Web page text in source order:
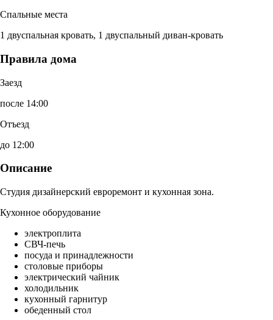
Спальные места
1 двуспальная кровать, 1 двуспальный диван-кровать
Правила дома
Заезд
после 14:00
Отъезд
до 12:00
Описание
Студия дизайнерский евроремонт и кухонная зона.
Кухонное оборудование
электроплита
СВЧ-печь
посуда и принадлежности
столовые приборы
электрический чайник
холодильник
кухонный гарнитур
обеденный стол